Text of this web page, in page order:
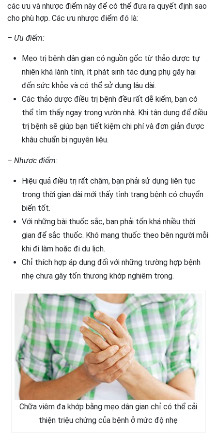
các ưu và nhược điểm này để có thể đưa ra quyết định sao
cho phù hợp. Các ưu nhược điểm đó là:
– Ưu điểm:
Mẹo trị bệnh dân gian có nguồn gốc từ thảo dược tự
nhiên khá lành tính, ít phát sinh tác dụng phụ gây hại
đến sức khỏe và có thể sử dụng lâu dài.
Các thảo dược điều trị bệnh đều rất dễ kiếm, bạn có
thể tìm thấy ngay trong vườn nhà. Khi tận dụng để điều
trị bệnh sẽ giúp bạn tiết kiệm chi phí và đơn giản được
khâu chuẩn bị nguyên liệu.
– Nhược điểm:
Hiệu quả điều trị rất chậm, bạn phải sử dụng liên tục
trong thời gian dài mới thấy tình trạng bệnh có chuyển
biến tốt.
Với những bài thuốc sắc, bạn phải tốn khá nhiều thời
gian để sắc thuốc. Khó mang thuốc theo bên người mỗi
khi đi làm hoặc đi du lịch.
Chỉ thích hợp áp dụng đối với những trường hợp bệnh
nhẹ chưa gây tổn thương khớp nghiêm trọng.
Chữa viêm đa khớp bằng mẹo dân gian chỉ có thể cải
thiện triệu chứng của bệnh ở mức độ nhẹ